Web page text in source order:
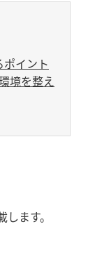
イント
境を整え
ます。